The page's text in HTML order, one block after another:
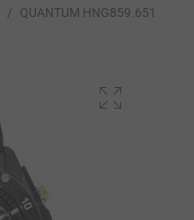
/ QUANTUM HNG859.651